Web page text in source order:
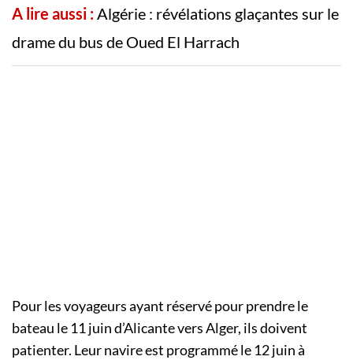
A lire aussi :Algérie : révélations glaçantes sur le
drame du bus de Oued El Harrach
Pour les voyageurs ayant réservé pour prendre le
bateau le 11 juin d’Alicante vers Alger, ils doivent
patienter. Leur navire est programmé le 12 juin à